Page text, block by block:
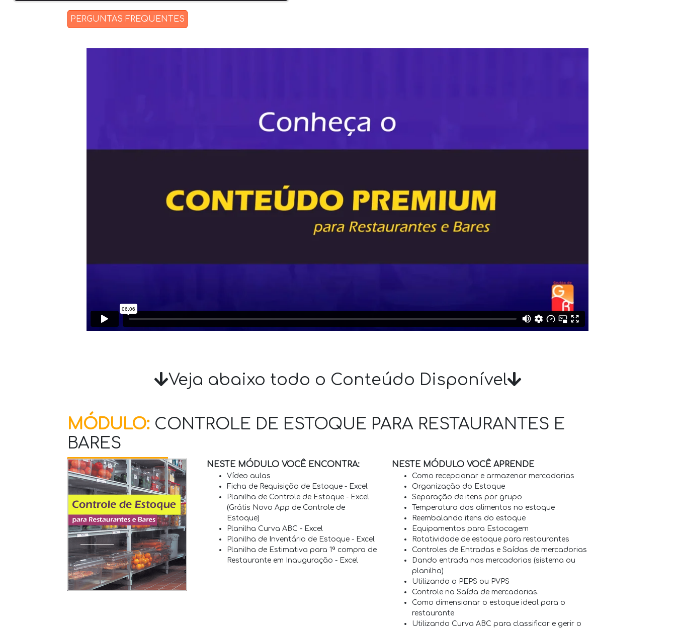
PERGUNTAS FREQUENTES
Veja abaixo todo o Conteúdo Disponível
MÓDULO: CONTROLE DE ESTOQUE PARA RESTAURANTES E
BARES
NESTE MÓDULO VOCÊ ENCONTRA:
Vídeo aulas
Ficha de Requisição de Estoque - Excel
Planilha de Controle de Estoque - Excel
(Grátis Novo App de Controle de
Estoque)
Planilha Curva ABC - Excel
Planilha de Inventário de Estoque - Excel
Planilha de Estimativa para 1ª compra de
Restaurante em Inauguração - Excel
NESTE MÓDULO VOCÊ APRENDE
Como recepcionar e armazenar mercadorias
Organização do Estoque
Separação de itens por grupo
Temperatura dos alimentos no estoque
Reembalando itens do estoque
Equipamentos para Estocagem
Rotatividade de estoque para restaurantes
Controles de Entradas e Saídas de mercadorias
Dando entrada nas mercadorias (sistema ou
planilha)
Utilizando o PEPS ou PVPS
Controle na Saída de mercadorias.
Como dimensionar o estoque ideal para o
restaurante
Utilizando Curva ABC para classificar e gerir o